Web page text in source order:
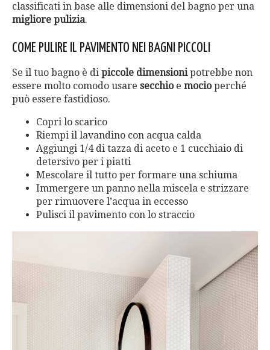
classificati in base alle dimensioni del bagno per una
migliore pulizia.
COME PULIRE IL PAVIMENTO NEI BAGNI PICCOLI
Se il tuo bagno è di piccole dimensionipotrebbe non
essere molto comodo usare secchioe mocioperché
può essere fastidioso.
Copri lo scarico
Riempi il lavandino con acqua calda
Aggiungi 1/4 di tazza di aceto e 1 cucchiaio di
detersivo per i piatti
Mescolare il tutto per formare una schiuma
Immergere un panno nella miscela e strizzare
per rimuovere l’acqua in eccesso
Pulisci il pavimento con lo straccio